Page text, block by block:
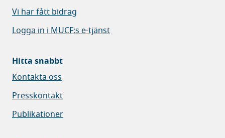
Vi har fått bidrag
Logga in i MUCF:s e-tjänst
Hitta snabbt
Kontakta oss
Presskontakt
Publikationer